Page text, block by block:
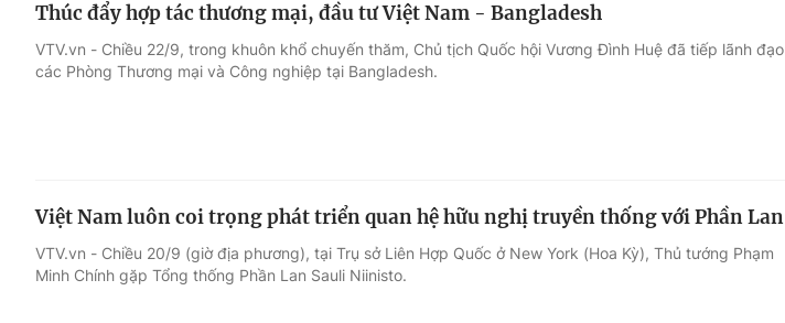
Thúc đẩy hợp tác thương mại, đầu tư Việt Nam - Bangladesh
VTV.vn - Chiều 22/9, trong khuôn khổ chuyến thăm, Chủ tịch Quốc hội Vương Đình Huệ đã tiếp lãnh đạo
các Phòng Thương mại và Công nghiệp tại Bangladesh.
Việt Nam luôn coi trọng phát triển quan hệ hữu nghị truyền thống với Phần Lan
VTV.vn - Chiều 20/9 (giờ địa phương), tại Trụ sở Liên Hợp Quốc ở New York (Hoa Kỳ), Thủ tướng Phạm
Minh Chính gặp Tổng thống Phần Lan Sauli Niinisto.